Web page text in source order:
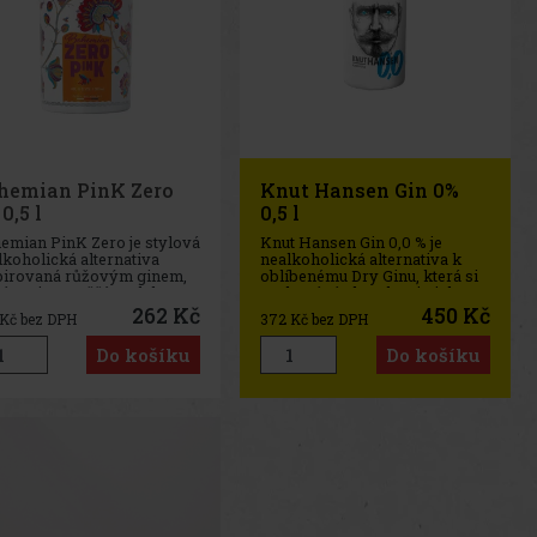
PinK Zero
l
PinK Zero je stylová
alternativa
růžovým ginem,
zaujme svěžím a lehce
charakterem. Nabízí
chuťový profil s
botanickými tóny a
aromatem, díky
si vychutnáte
Kč bez DPH 262 Kč
Do košíku
Knut Hansen Gin 0%
0,5 l
Knut Hansen Gin 0,0 % je
nealkoholická alternativa k
oblíbenému Dry Ginu, která si
zachovává charakteristickou
chuť a vůni ginové klasiky.
Vyniká výrazným citronovým
tónem, podpořeným směsí 14
pečlivě vybraných botanicals
z místního pěstování v okolí
372 Kč bez DPH 450 Kč
Do košíku